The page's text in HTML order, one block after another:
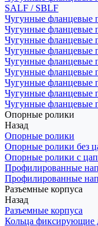
SALF / SBLF
Чугунные фланцевые
Чугунные фланцевые
Чугунные фланцевые
Чугунные фланцевые
Чугунные фланцевые
Чугунные фланцевые
Чугунные фланцевые
Чугунные фланцевые
Чугунные фланцевые
Опорные ролики
Назад
Опорные ролики
Опорные ролики без
Опорные ролики с
Профилированные
Профилированные
Разъемные корпуса
Назад
Разъемные корпуса
Кольца фиксирующие